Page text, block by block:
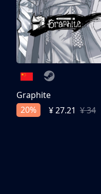
Graphite
20%
¥ 27.21 ¥ 34